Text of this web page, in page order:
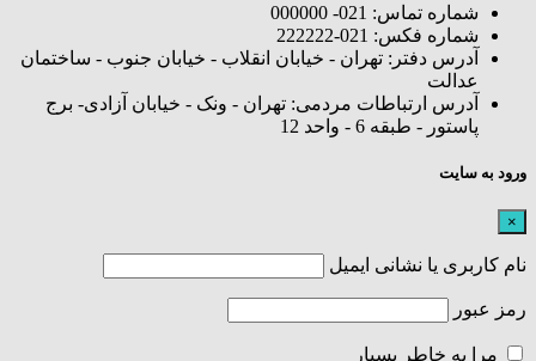
شماره تماس: 021- 000000
شماره فکس: 021-222222
آدرس دفتر: تهران - خیابان انقلاب - خیابان جنوب - ساختمان
عدالت
آدرس ارتباطات مردمی: تهران - ونک - خیابان آزادی- برج
پاستور - طبقه 6 - واحد 12
ورود به سایت
×
نام کاربری یا نشانی ایمیل
رمز عبور
مرا به خاطر بسپار